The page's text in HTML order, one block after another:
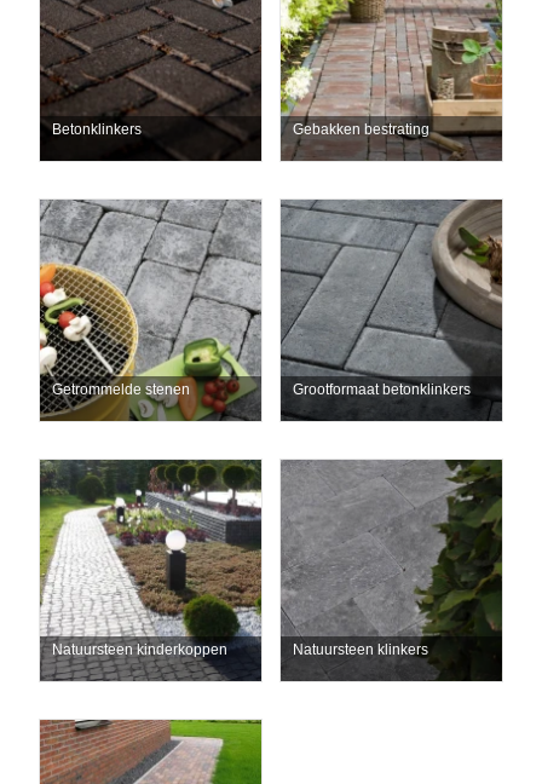
Betonklinkers Gebakken bestrating
Getrommelde stenen Grootformaat betonklinkers
Natuursteen kinderkoppen Natuursteen klinkers